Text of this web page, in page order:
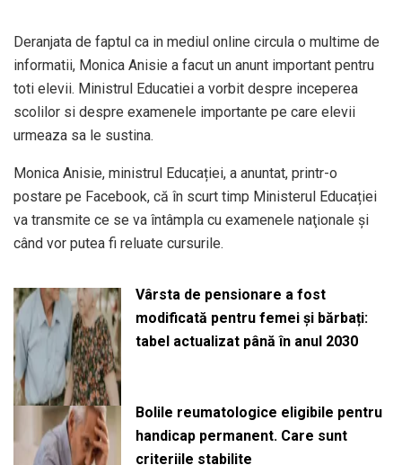
Deranjata de faptul ca in mediul online circula o multime de
informatii, Monica Anisie a facut un anunt important pentru
toti elevii. Ministrul Educatiei a vorbit despre inceperea
scolilor si despre examenele importante pe care elevii
urmeaza sa le sustina.
Monica Anisie, ministrul Educației, a anuntat, printr-o
postare pe Facebook, că în scurt timp Ministerul Educației
va transmite ce se va întâmpla cu examenele naţionale și
când vor putea fi reluate cursurile.
Vârsta de pensionare a fost
modificată pentru femei și bărbați:
tabel actualizat până în anul 2030
Bolile reumatologice eligibile pentru
handicap permanent. Care sunt
criteriile stabilite